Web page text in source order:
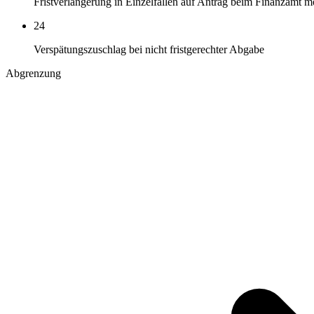
24
Verspätungszuschlag bei nicht fristgerechter Abgabe
Abgrenzung